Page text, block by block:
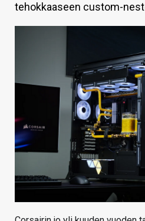
KAUPPA
tehokkaaseen custom-